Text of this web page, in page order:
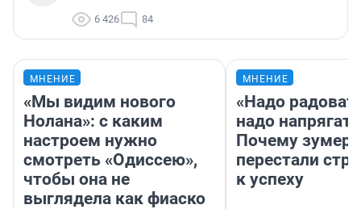
6 426 84
МНЕНИЕ
«Мы видим нового
Нолана»: с каким
настроем нужно
смотреть «Одиссею»,
чтобы она не
выглядела как фиаско
МНЕНИЕ
«Надо
надо
Почему
перестали
к успеху